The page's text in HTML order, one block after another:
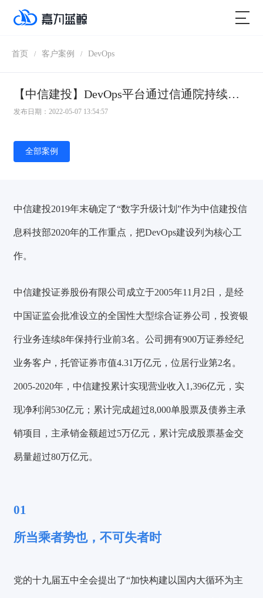
首页 / 客户案例 / DevOps
【中信建投】DevOps平台通过信通院持续交付3级评估，需求平均交付周期6.5天
发布日期：2022-05-07 13:54:57
全部案例
中信建投2019年末确定了“数字升级计划”作为中信建投信
息科技部2020年的工作重点，把DevOps建设列为核心工
作。
中信建投证券股份有限公司成立于2005年11月2日，是经
中国证监会批准设立的全国性大型综合证券公司，投资银
行业务连续8年保持行业前3名。公司拥有900万证券经纪
业务客户，托管证券市值4.31万亿元，位居行业第2名。
2005-2020年，中信建投累计实现营业收入1,396亿元，实
现净利润530亿元；累计完成超过8,000单股票及债券主承
销项目，主承销金额超过5万亿元，累计完成股票基金交
易量超过80万亿元。
01
所当乘者势也，不可失者时
党的十九届五中全会提出了“加快构建以国内大循环为主